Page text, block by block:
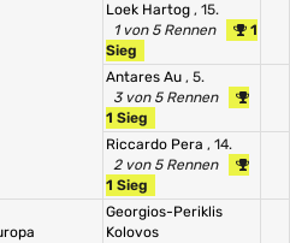
Loek Hartog , 15.
1 von 5 Rennen
1
Sieg
Antares Au , 5.
3 von 5 Rennen
1 Sieg
Riccardo Pera , 14.
2 von 5 Rennen
1 Sieg
Georgios-Periklis
Kolovos